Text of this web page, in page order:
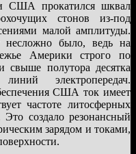
США прокатился шквал
стонов из-под
малой амплитуды.
несложно было, ведь на
Америки строго по
свыше полутора десятка
электропередач.
США ток имеет
частоте литосферных
создало резонансный
зарядом и токами,